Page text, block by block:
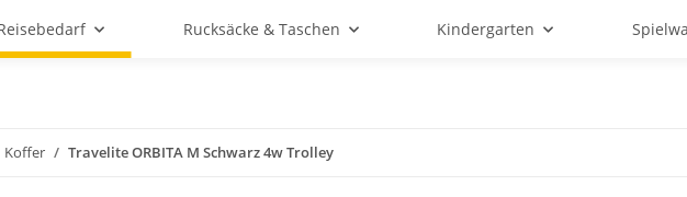
Rucksäcke & Taschen Kindergarten
Koffer Travelite ORBITA M Schwarz 4w Trolley